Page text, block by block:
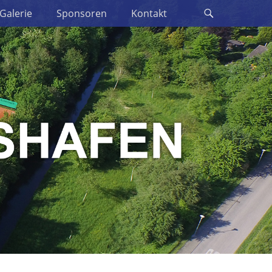
Galerie Sponsoren Kontakt